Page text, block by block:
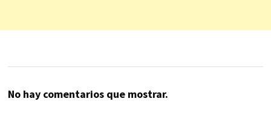
No hay comentarios que mostrar.